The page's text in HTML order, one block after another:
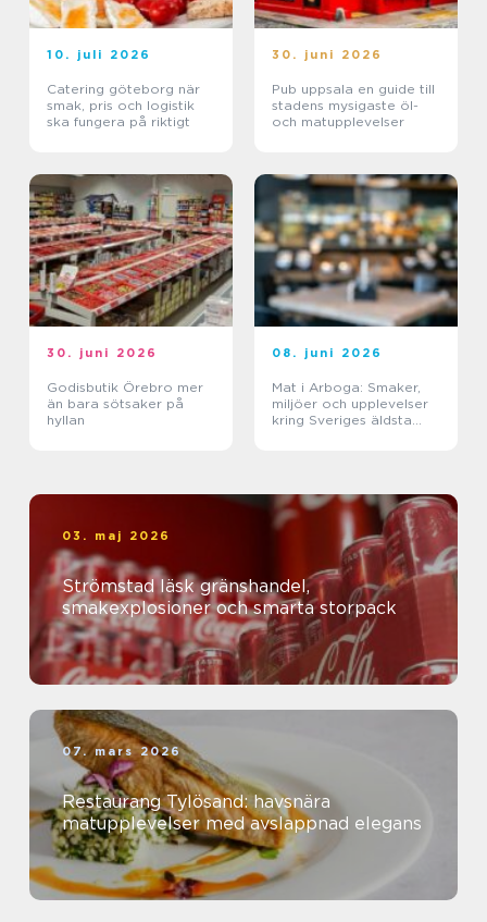
10. juli 2026
Catering göteborg när
smak, pris och logistik
ska fungera på riktigt
30. juni 2026
Pub uppsala en guide till
stadens mysigaste öl-
och matupplevelser
30. juni 2026
Godisbutik Örebro mer
än bara sötsaker på
hyllan
08. juni 2026
Mat i Arboga: Smaker,
miljöer och upplevelser
kring Sveriges äldsta
03. maj 2026
Strömstad läsk gränshandel,
smakexplosioner och smarta storpack
07. mars 2026
Restaurang Tylösand: havsnära
matupplevelser med avslappnad elegans